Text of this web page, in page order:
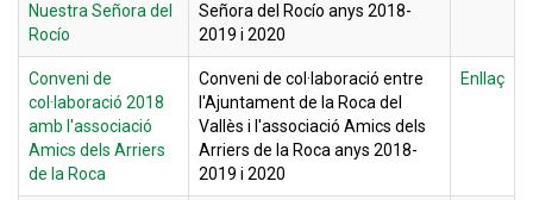
Nuestra Señora del
Rocío
Señora del Rocío anys 2018-
2019 i 2020
Conveni de
col·laboració 2018
amb l'associació
Amics dels Arriers
de la Roca
Conveni de col·laboració entre
l'Ajuntament de la Roca del
Vallès i l'associació Amics dels
Arriers de la Roca anys 2018-
2019 i 2020
Enllaç